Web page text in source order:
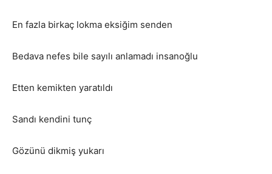
En fazla birkaç lokma eksiğim senden
Bedava nefes bile sayılı anlamadı insanoğlu
Etten kemikten yaratıldı
Sandı kendini tunç
Gözünü dikmiş yukarı